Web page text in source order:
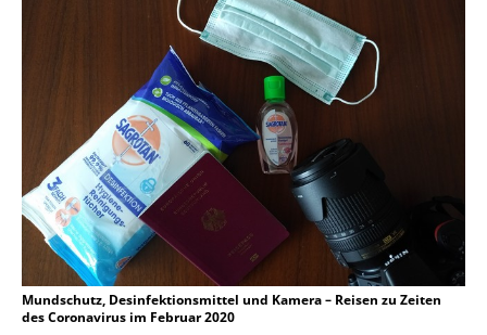
Mundschutz, Desinfektionsmittel und Kamera – Reisen zu Zeiten
des Coronavirus im Februar 2020